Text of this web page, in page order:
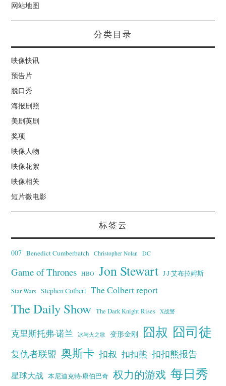
网站地图
分类目录
映像快讯
预告片
脱口秀
海报剧照
美剧英剧
奖项
映像人物
映像花絮
映像相关
短片微电影
标签云
007 Benedict Cumberbatch Christopher Nolan DC
Game of Thrones HBO Jon Stewart J·J·艾布拉姆斯
Star Wars Stephen Colbert The Colbert report
The Daily Show The Dark Knight Rises X战警
克里斯托弗·诺兰 冰与火之歌 变形金刚 囧叔 囧司徒
复仇者联盟 奥斯卡 扣叔 扣扣熊 扣扣熊报告
星球大战 本尼迪克特·康伯巴奇 权力的游戏 每日秀